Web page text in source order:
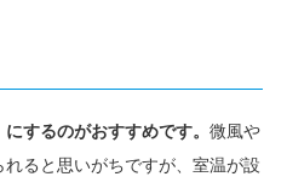
するのがおすすめです。 微風や
ると思いがちですが、室温が設